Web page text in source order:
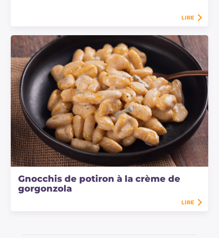
LIRE
Gnocchis de potiron à la crème de
gorgonzola
LIRE